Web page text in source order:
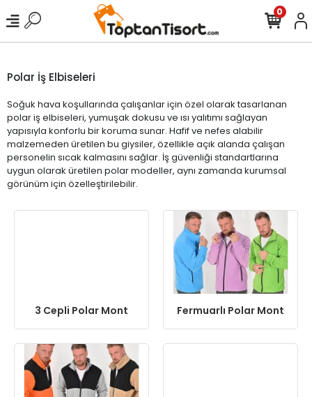
0
Polar İş Elbiseleri
Soğuk hava koşullarında çalışanlar için özel olarak tasarlanan
polar iş elbiseleri, yumuşak dokusu ve ısı yalıtımı sağlayan
yapısıyla konforlu bir koruma sunar. Hafif ve nefes alabilir
malzemeden üretilen bu giysiler, özellikle açık alanda çalışan
personelin sıcak kalmasını sağlar. İş güvenliği standartlarına
uygun olarak üretilen polar modeller, aynı zamanda kurumsal
görünüm için özelleştirilebilir.
3 Cepli Polar Mont Fermuarlı Polar Mont